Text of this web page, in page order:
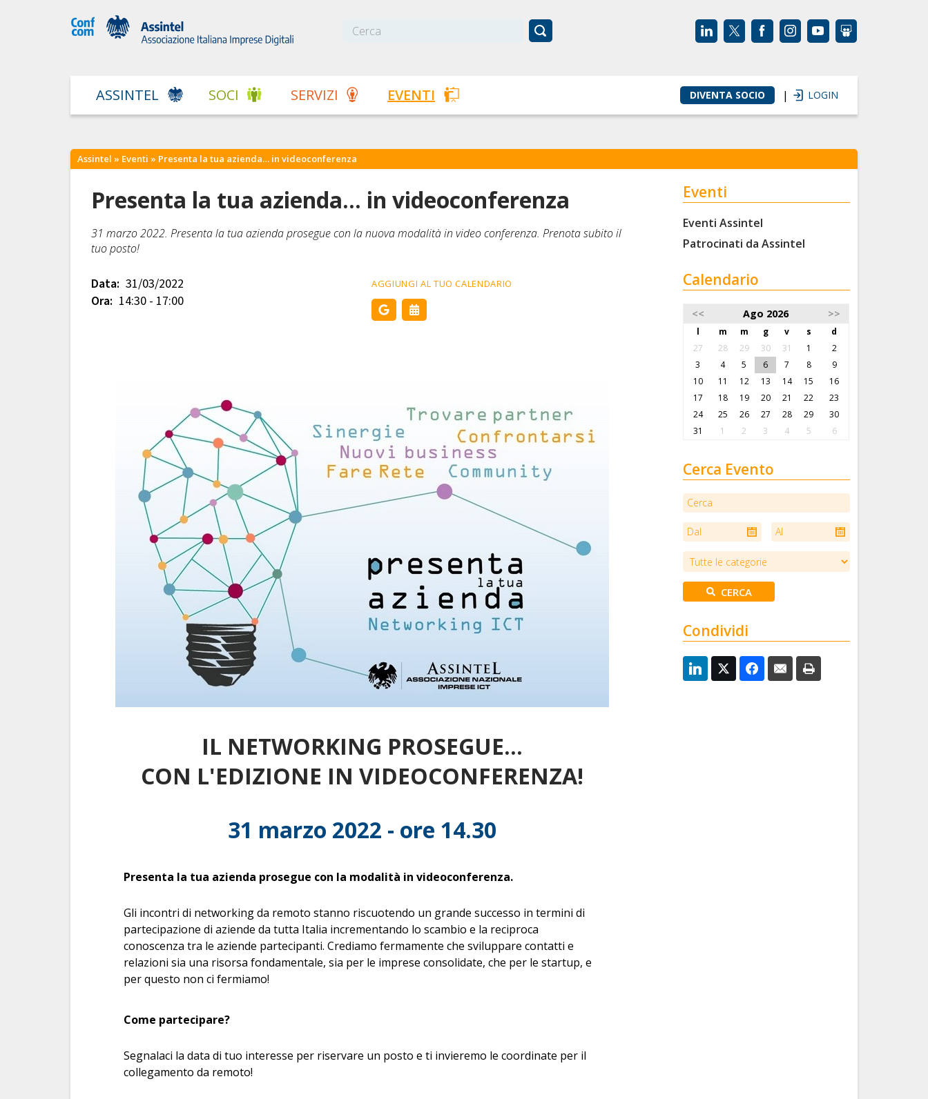
ASSINTEL SOCI SERVIZI EVENTI DIVENTA SOCIO | LOGIN
Assintel » Eventi » Presenta la tua azienda… in videoconferenza
Presenta la tua azienda... in videoconferenza
31 marzo 2022. Presenta la tua azienda prosegue con la nuova modalità in video conferenza. Prenota subito il
tuo posto!
Data: 31/03/2022
Ora: 14:30 - 17:00
AGGIUNGI AL TUO CALENDARIO
IL NETWORKING PROSEGUE...
CON L'EDIZIONE IN VIDEOCONFERENZA!
31 marzo 2022 - ore 14.30
Presenta la tua azienda prosegue con la modalità in videoconferenza.
Gli incontri di networking da remoto stanno riscuotendo un grande successo in termini di
partecipazione di aziende da tutta Italia incrementando lo scambio e la reciproca
conoscenza tra le aziende partecipanti. Crediamo fermamente che sviluppare contatti e
relazioni sia una risorsa fondamentale, sia per le imprese consolidate, che per le startup, e
per questo non ci fermiamo!
Come partecipare?
Segnalaci la data di tuo interesse per riservare un posto e ti invieremo le coordinate per il
collegamento da remoto!
Eventi
Eventi Assintel
Patrocinati da Assintel
Calendario
<< Ago 2026 >>
l m m g v s
d
27
28 29 30 31 1
2
3
4 5 6 7 8
9
10
11 12 13 14 15
16
17
18 19 20 21 22
23
24
25 26 27 28 29
30
31
1 2 3 4 5 6
Cerca Evento
Condividi